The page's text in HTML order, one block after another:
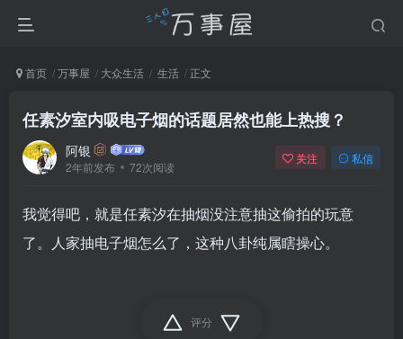
首页 万事屋 大众生活 生活 正文
任素汐室内吸电子烟的话题居然也能上热搜？
阿银
2年前发布 72次阅读
关注 私信
我觉得吧，就是任素汐在抽烟没注意抽这偷拍的玩意
了。人家抽电子烟怎么了，这种八卦纯属瞎操心。
评分